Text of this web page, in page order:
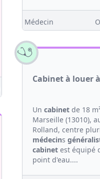
Médecin
Cabinet à louer
Un cabinet de 18
Marseille (13010),
Rolland, centre
médecins
cabinet est équipé
point d'eau....